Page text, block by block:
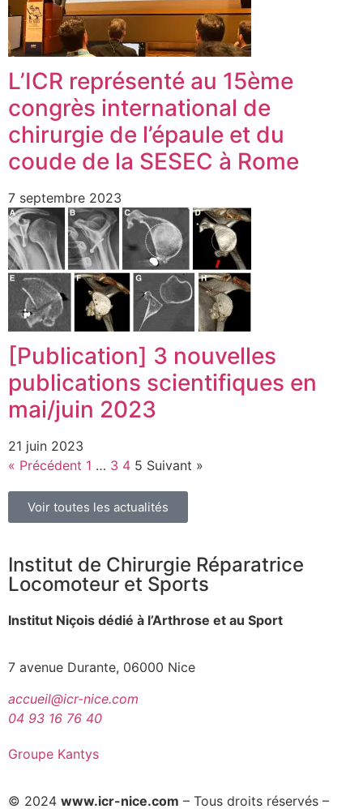
L’ICR représenté au 15ème
congrès international de
chirurgie de l’épaule et du
coude de la SESEC à Rome
7 septembre 2023
[Publication] 3 nouvelles
publications scientifiques en
mai/juin 2023
21 juin 2023
« Précédent 1 … 3 4 5 Suivant »
Voir toutes les actualités
Institut de Chirurgie Réparatrice
Locomoteur et Sports
Institut Niçois dédié à l’Arthrose et au Sport
7 avenue Durante, 06000 Nice
accueil@icr-nice.com
04 93 16 76 40
Groupe Kantys
© 2024 www.icr-nice.com – Tous droits réservés –